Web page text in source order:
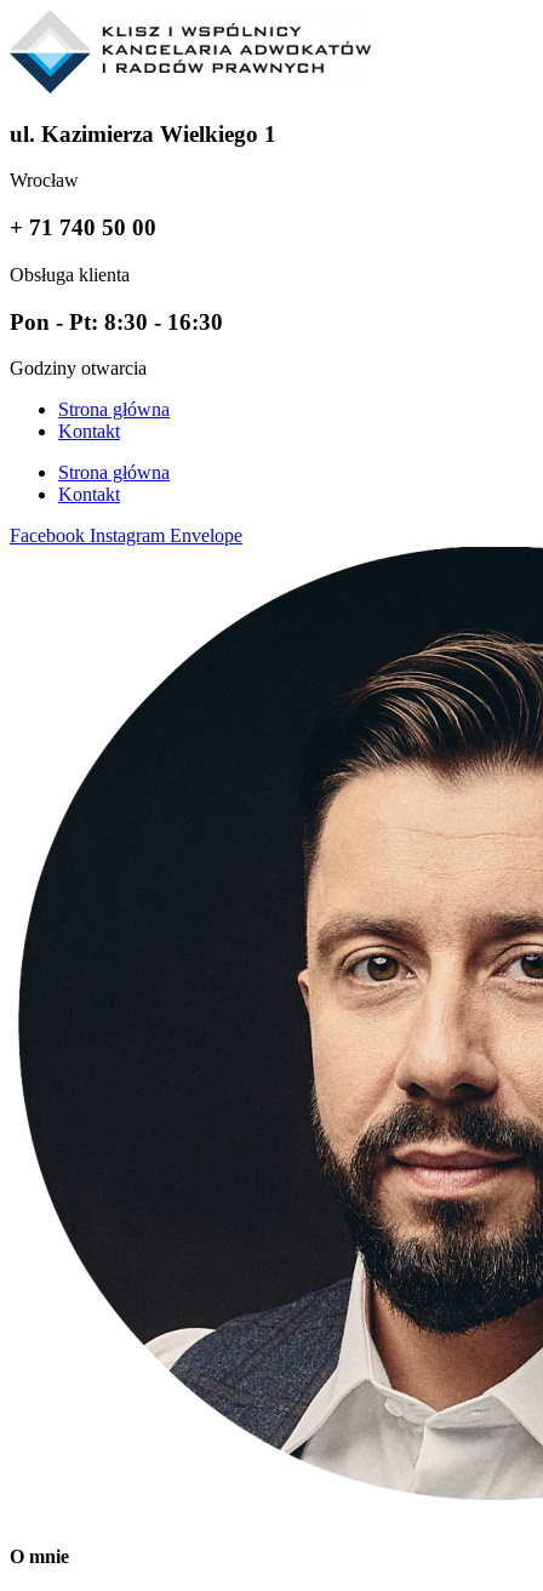
ul. Kazimierza Wielkiego 1
Wrocław
+ 71 740 50 00
Obsługa klienta
Pon - Pt: 8:30 - 16:30
Godziny otwarcia
Strona główna
Kontakt
Strona główna
Kontakt
Facebook Instagram Envelope
O mnie